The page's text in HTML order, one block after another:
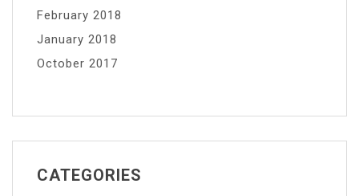
February 2018
January 2018
October 2017
CATEGORIES